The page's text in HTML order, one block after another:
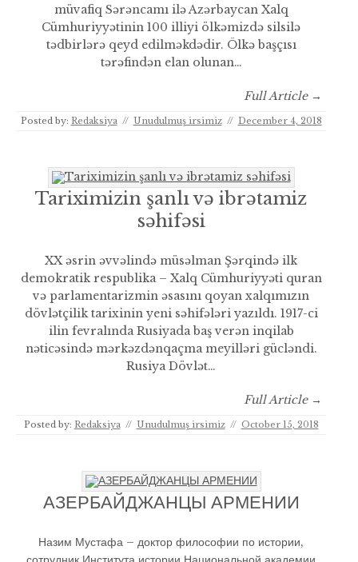
müvafiq Sərəncamı ilə Azərbaycan Xalq
Cümhuriyyətinin 100 illiyi ölkəmizdə silsilə
tədbirlərə qeyd edilməkdədir. Ölkə başçısı
tərəfindən elan olunan…
Full Article →
Posted by: Redaksiya // Unudulmuş irsimiz // December 4, 2018
Tariximizin şanlı və ibrətamiz
səhifəsi
XX əsrin əvvəlində müsəlman Şərqində ilk
demokratik respublika – Xalq Cümhuriyyəti quran
və parlamentarizmin əsasını qoyan xalqımızın
dövlətçilik tarixinin yeni səhifələri yazıldı. 1917-ci
ilin fevralında Rusiyada baş verən inqilab
nəticəsində mərkəzdənqaçma meyilləri gücləndi.
Rusiya Dövlət…
Full Article →
Posted by: Redaksiya // Unudulmuş irsimiz // October 15, 2018
АЗЕРБАЙДЖАНЦЫ АРМЕНИИ
Назим Мустафа – доктор философии по истории,